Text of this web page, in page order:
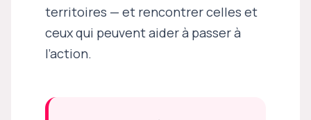
territoires — et rencontrer celles et
ceux qui peuvent aider à passer à
l’action.